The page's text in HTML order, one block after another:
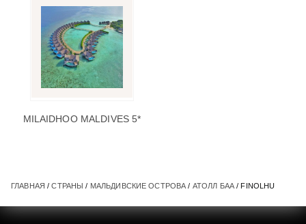
MILAIDHOO MALDIVES 5*
ГЛАВНАЯ /СТРАНЫ / МАЛЬДИВСКИЕ ОСТРОВА / АТОЛЛ БАА / FINOLHU